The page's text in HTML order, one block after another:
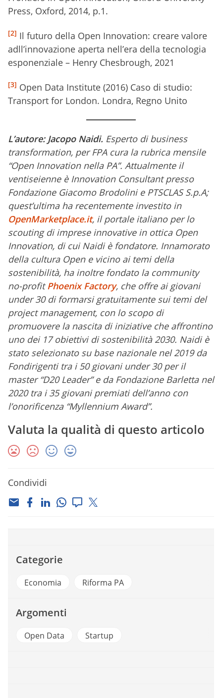
Press, Oxford, 2014, p.1.
[2] Il futuro della Open Innovation: creare valore
adll’innovazione aperta nell’era della tecnologia
esponenziale – Henry Chesbrough, 2021
[3] Open Data Institute (2016) Caso di studio:
Transport for London. Londra, Regno Unito
L’autore: Jacopo Naidi. Esperto di business
transformation, per FPA cura la rubrica mensile
“Open Innovation nella PA”. Attualmente il
ventiseienne è Innovation Consultant presso
Fondazione Giacomo Brodolini e PTSCLAS S.p.A;
quest’ultima ha recentemente investito in
OpenMarketplace.it, il portale italiano per lo
scouting di imprese innovative in ottica Open
Innovation, di cui Naidi è fondatore. Innamorato
della cultura Open e vicino ai temi della
sostenibilità, ha inoltre fondato la community
no-profitPhoenix Factory, che offre ai giovani
under 30 di formarsi gratuitamente sui temi del
project management, con lo scopo di
promuovere la nascita di iniziative che affrontino
uno dei 17 obiettivi di sostenibilità 2030. Naidi è
stato selezionato su base nazionale nel 2019 da
Fondirigenti tra i 50 giovani under 30 per il
master “D20 Leader” e da Fondazione Barletta nel
2020 tra i 35 giovani premiati dell’anno con
l’onorificenza “Myllennium Award”.
Valuta la qualità di questo articolo
Condividi
Categorie
Economia Riforma PA
Argomenti
Open Data Startup